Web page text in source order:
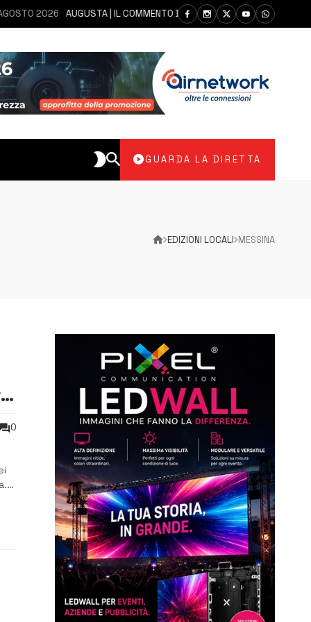
AUGUSTA | IL COMMENTO DEI PARLAMENTARI CANNATA E AUTERI
GUARDA LA DIRETTA
EDIZIONI LOCALI MESSINA
0